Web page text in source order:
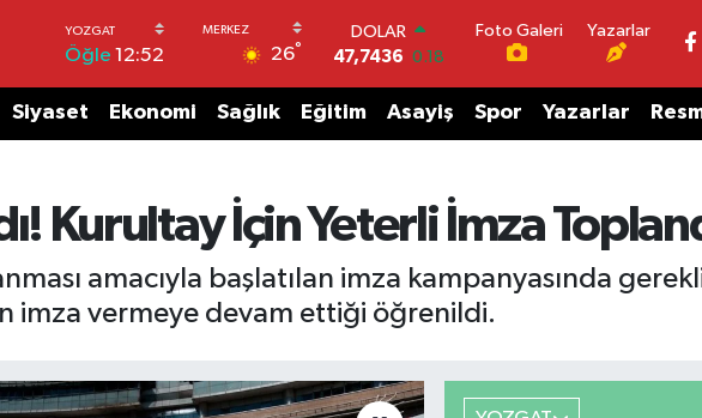
Öğle 12:52 26°
DOLAR
47,7436 0.18
55,2510 0.32
6660.55
0.03
BİST100
BITCOIN
64.959,79 1.11
Foto Galeri Yazarlar
Siyaset Ekonomi Sağlık Eğitim Asayiş Spor Yazarlar
Kurultay İçin Yeterli İmza
amacıyla başlatılan imza kampanyasında gerekli
imza vermeye devam ettiği öğrenildi.